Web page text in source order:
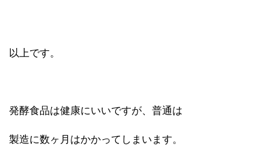
以上です。
発酵食品は健康にいいですが、普通は
製造に数ヶ月はかかってしまいます。